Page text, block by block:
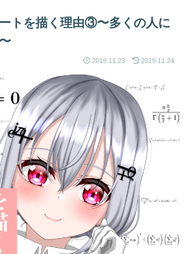
トを描く理由③〜多くの人に
2019.11.23 2019.11.24